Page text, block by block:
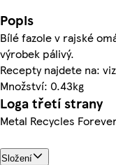
Popis
Bílé fazole v rajské
výrobek pálivý.
Recepty najdete na:
Množství: 0.43kg
Loga třetí strany
Metal Recycles
Složení